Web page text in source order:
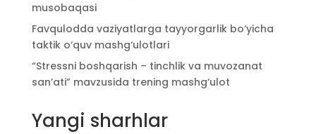
musobaqasi
Favqulodda vaziyatlarga tayyorgarlik bo‘yicha
taktik o‘quv mashg‘ulotlari
“Stressni boshqarish – tinchlik va muvozanat
san’ati” mavzusida trening mashg‘ulot
Yangi sharhlar